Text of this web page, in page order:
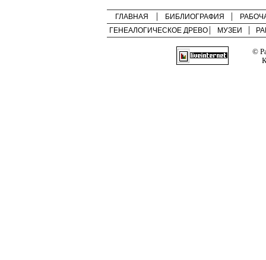
ГЛАВНАЯ БИБЛИОГРАФИЯ
ГЕНЕАЛОГИЧЕСКОЕ ДРЕВО
МУЗЕИ
©